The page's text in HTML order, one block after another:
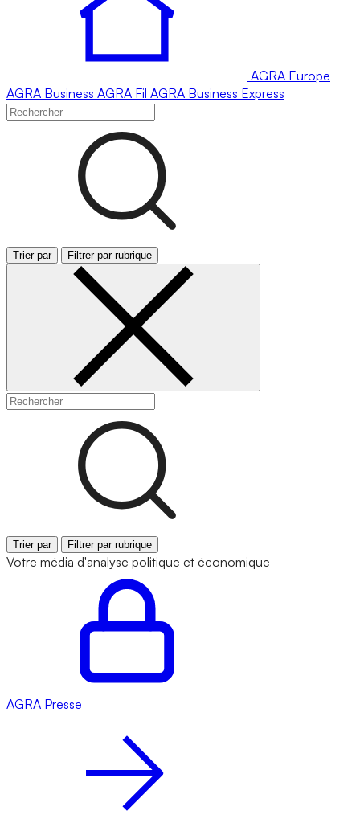
AGRA Europe
AGRA Business AGRA Fil AGRA Business Express
Trier par Filtrer par rubrique
Trier par Filtrer par rubrique
Votre média d'analyse politique et économique
AGRA Presse